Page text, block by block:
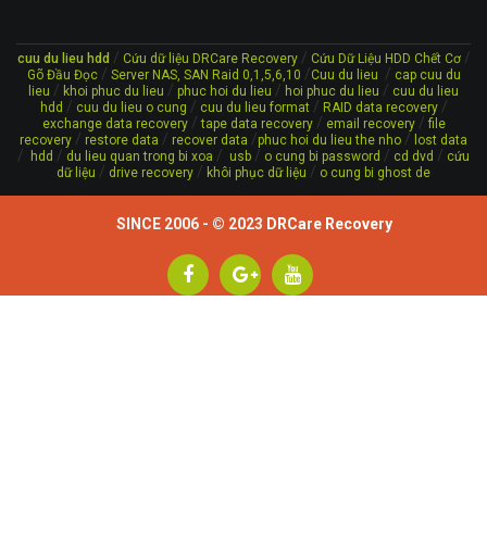
cuu du lieu hdd / Cứu dữ liệu DRCare Recovery/ Cứu Dữ Liệu HDD Chết Cơ/
Gõ Đầu Đọc/ Server NAS, SAN Raid 0,1,5,6,10 /Cuu du lieu / cap cuu du
lieu / khoi phuc du lieu / phuc hoi du lieu / hoi phuc du lieu / cuu du lieu
hdd / cuu du lieu o cung / cuu du lieu format / RAID data recovery/
exchange data recovery/tape data recovery/ email recovery/ file
recovery / restore data / recover data /phuc hoi du lieu the nho / lost data
/ hdd / du lieu quan trong bi xoa / usb / o cung bi password / cd dvd / cứu
dữ liệu / drive recovery / khôi phục dữ liệu / o cung bi ghost de
SINCE 2006 - © 2023 DRCare Recovery